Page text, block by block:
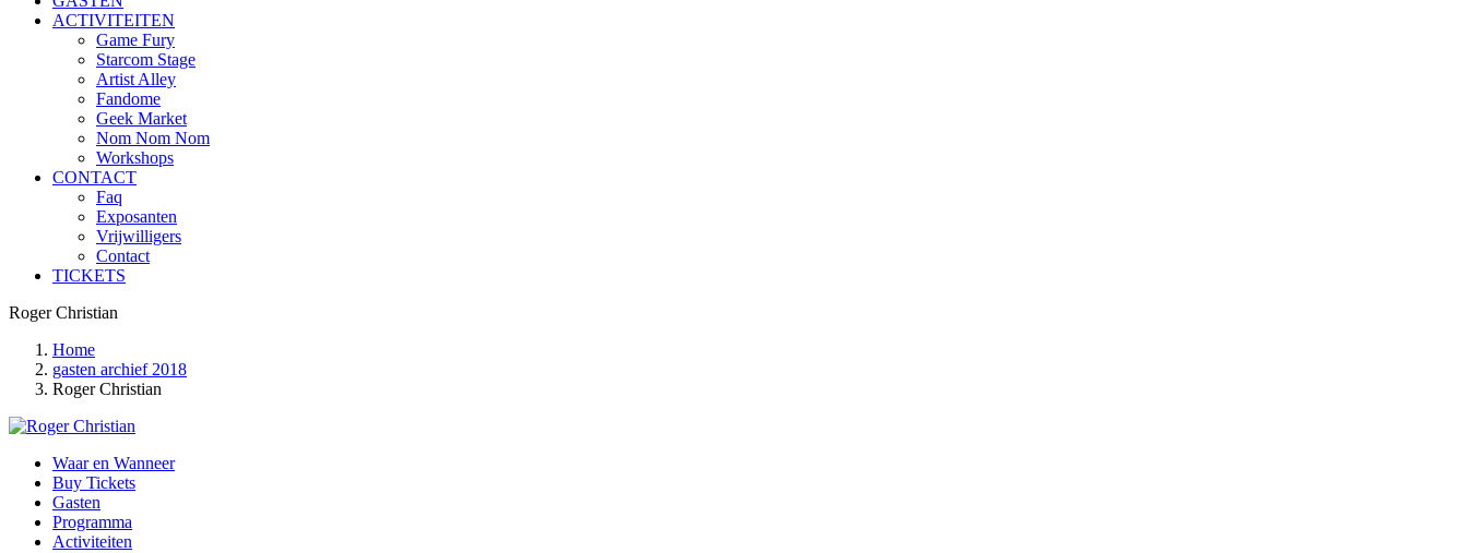
ACTIVITEITEN
Game Fury
Starcom Stage
Artist Alley
Fandome
Geek Market
Nom Nom Nom
Workshops
CONTACT
Faq
Exposanten
Vrijwilligers
Contact
TICKETS
Roger Christian
Home
gasten archief 2018
Roger Christian
Waar en Wanneer
Buy Tickets
Gasten
Programma
Activiteiten